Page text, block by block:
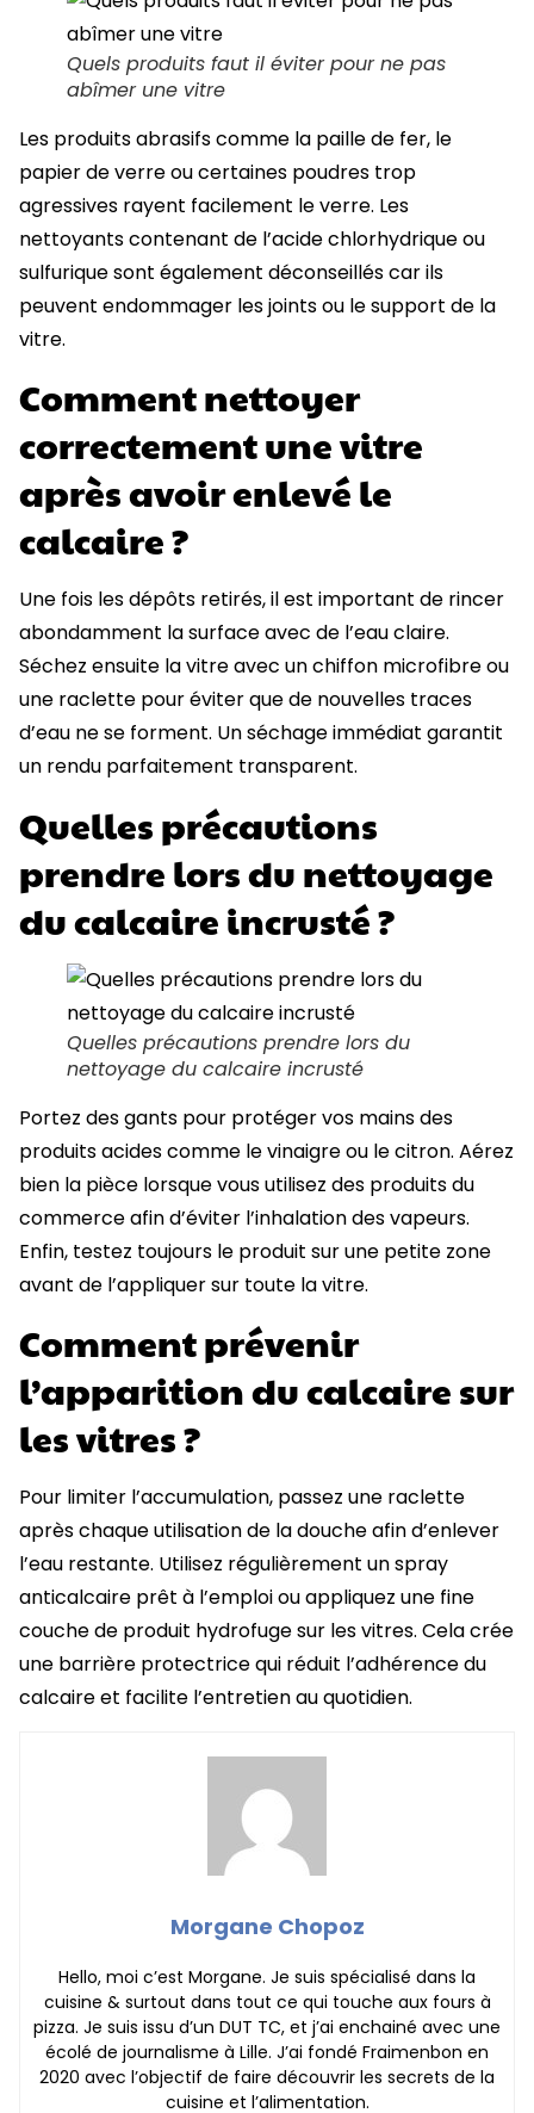
Quels produits faut il éviter pour ne pas
abîmer une vitre
Les produits abrasifs comme la paille de fer, le
papier de verre ou certaines poudres trop
agressives rayent facilement le verre. Les
nettoyants contenant de l’acide chlorhydrique ou
sulfurique sont également déconseillés car ils
peuvent endommager les joints ou le support de la
vitre.
Comment nettoyer
correctement une vitre
après avoir enlevé le
calcaire ?
Une fois les dépôts retirés, il est important de rincer
abondamment la surface avec de l’eau claire.
Séchez ensuite la vitre avec un chiffon microfibre ou
une raclette pour éviter que de nouvelles traces
d’eau ne se forment. Un séchage immédiat garantit
un rendu parfaitement transparent.
Quelles précautions
prendre lors du nettoyage
du calcaire incrusté ?
Quelles précautions prendre lors du
nettoyage du calcaire incrusté
Portez des gants pour protéger vos mains des
produits acides comme le vinaigre ou le citron. Aérez
bien la pièce lorsque vous utilisez des produits du
commerce afin d’éviter l’inhalation des vapeurs.
Enfin, testez toujours le produit sur une petite zone
avant de l’appliquer sur toute la vitre.
Comment prévenir
l’apparition du calcaire sur
les vitres ?
Pour limiter l’accumulation, passez une raclette
après chaque utilisation de la douche afin d’enlever
l’eau restante. Utilisez régulièrement un spray
anticalcaire prêt à l’emploi ou appliquez une fine
couche de produit hydrofuge sur les vitres. Cela crée
une barrière protectrice qui réduit l’adhérence du
calcaire et facilite l’entretien au quotidien.
Morgane Chopoz
Hello, moi c’est Morgane. Je suis spécialisé dans la
cuisine & surtout dans tout ce qui touche aux fours à
pizza. Je suis issu d’un DUT TC, et j’ai enchainé avec une
écolé de journalisme à Lille. J’ai fondé Fraimenbon en
2020 avec l’objectif de faire découvrir les secrets de la
cuisine et l’alimentation.